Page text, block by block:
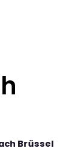
Brüssel